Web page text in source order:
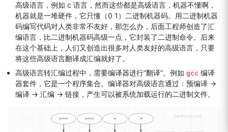
高级语言，例如 c 语言，然而这些都是高级语言，机器不懂啊，
机器就是一堆硬件，它只懂（0 1）二进制机器码。用二进制机器
码编写代码对人类非常不友好，那怎么办，后面工程师创造了汇
编语言，比二进制机器码高级一点，它封装了二进制命令。后来
在这个基础上，人们又创造出很多对人类友好的高级语言，只要
将这些高级语言翻译成汇编就好了。
高级语言转汇编过程中，需要编译器进行“翻译”。例如 gcc 编译
器套件，它是一个程序集合。编译器对高级语言通过：预编译 ->
编译 -> 汇编 -> 链接，产生可以被系统加载运行的二进制文件。